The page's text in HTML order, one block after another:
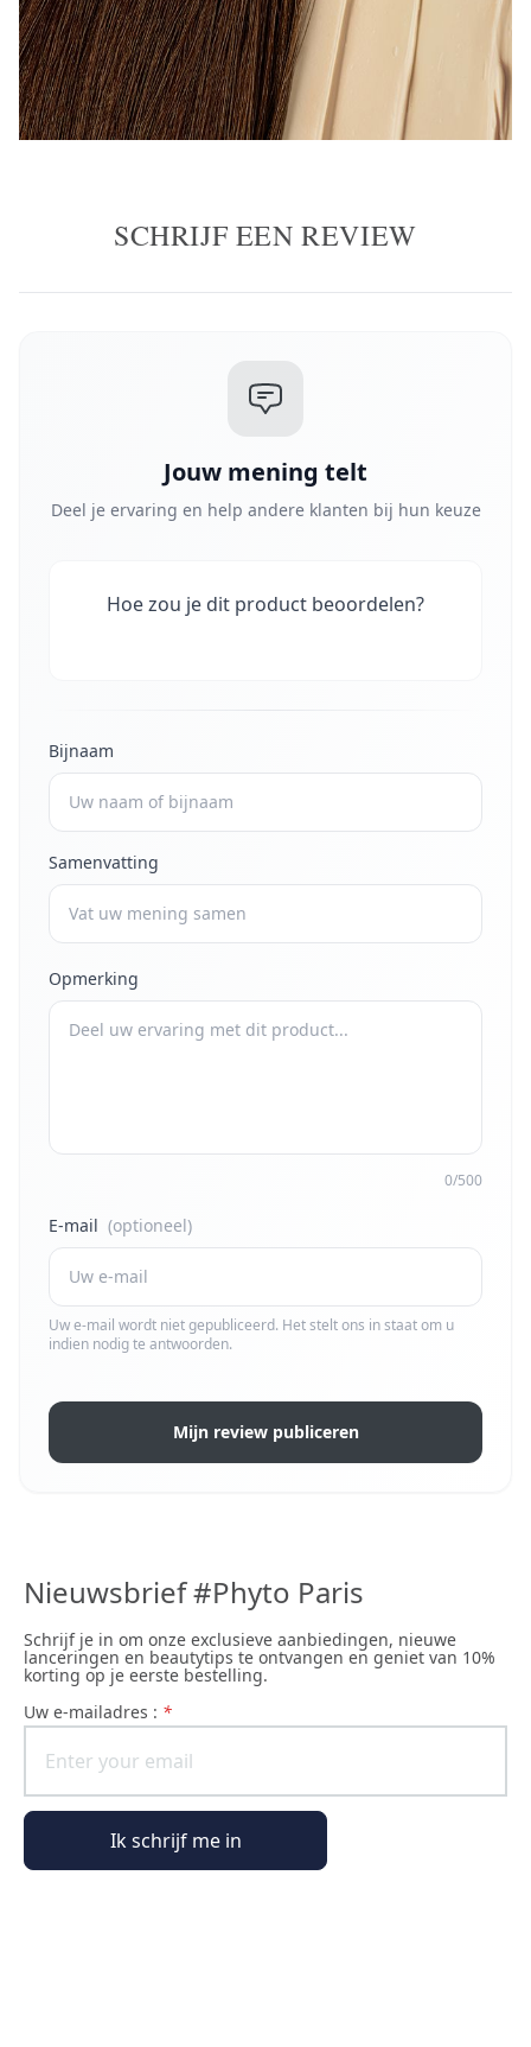
SCHRIJF EEN REVIEW
Jouw mening telt
Deel je ervaring en help andere klanten bij hun keuze
Hoe zou je dit product beoordelen?
Bijnaam
Samenvatting
Opmerking
0/500
E-mail (optioneel)
Uw e-mail wordt niet gepubliceerd. Het stelt ons in staat om u
indien nodig te antwoorden.
Mijn review publiceren
Nieuwsbrief #Phyto Paris
Schrijf je in om onze exclusieve aanbiedingen, nieuwe
lanceringen en beautytips te ontvangen en geniet van 10%
korting op je eerste bestelling.
uw e-mailadres : *
Ik schrijf me in